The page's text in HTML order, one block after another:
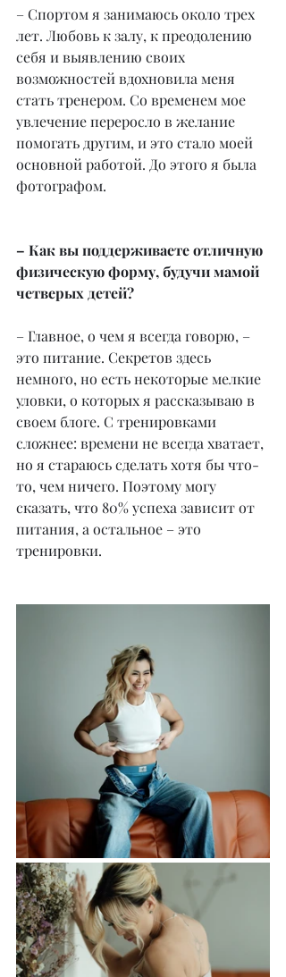
– Спортом я занимаюсь около трех
лет. Любовь к залу, к преодолению
себя и выявлению своих
возможностей вдохновила меня
стать тренером. Со временем мое
увлечение переросло в желание
помогать другим, и это стало моей
основной работой. До этого я была
фотографом.
– Как вы поддерживаете отличную
физическую форму, будучи мамой
четверых детей?
– Главное, о чем я всегда говорю, –
это питание. Секретов здесь
немного, но есть некоторые мелкие
уловки, о которых я рассказываю в
своем блоге. С тренировками
сложнее: времени не всегда хватает,
но я стараюсь сделать хотя бы что-
то, чем ничего. Поэтому могу
сказать, что 80% успеха зависит от
питания, а остальное – это
тренировки.